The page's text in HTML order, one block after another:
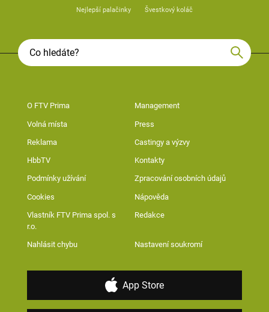
Nejlepší palačinky Švestkový koláč
O FTV Prima Management
Volná místa Press
Reklama Castingy a výzvy
HbbTV Kontakty
Podmínky užívání Zpracování osobních údajů
Cookies Nápověda
Vlastník FTV Prima spol. s
r.o.
Redakce
Nahlásit chybu Nastavení soukromí
App Store